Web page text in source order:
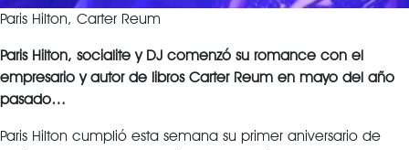
Paris Hilton, Carter Reum
Paris Hilton, socialite y DJ comenzó su romance con el
empresario y autor de libros Carter Reum en mayo del año
pasado…
Paris Hilton cumplió esta semana su primer aniversario de